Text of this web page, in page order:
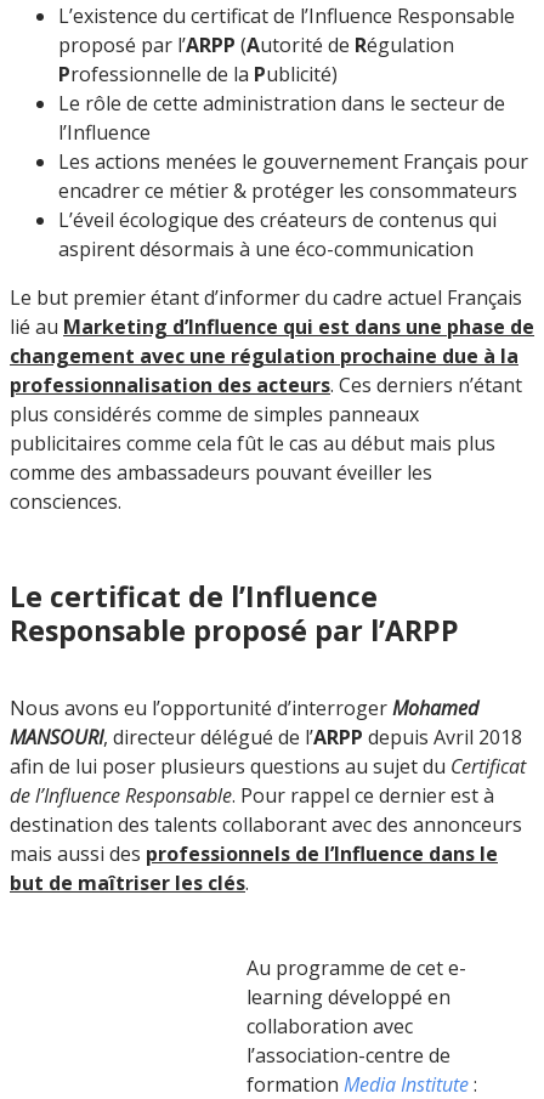
L’existence du certificat de l’Influence Responsable
proposé par l’ARPP (Autorité de Régulation
Professionnelle de la Publicité)
Le rôle de cette administration dans le secteur de
l’Influence
Les actions menées le gouvernement Français pour
encadrer ce métier & protéger les consommateurs
L’éveil écologique des créateurs de contenus qui
aspirent désormais à une éco-communication
Le but premier étant d’informer du cadre actuel Français
lié au Marketing d’Influence qui est dans une phase de
changement avec une régulation prochaine due à la
professionnalisation des acteurs. Ces derniers n’étant
plus considérés comme de simples panneaux
publicitaires comme cela fût le cas au début mais plus
comme des ambassadeurs pouvant éveiller les
consciences.
Le certificat de l’Influence
Responsable proposé par l’ARPP
Nous avons eu l’opportunité d’interrogerMohamed
MANSOURI, directeur délégué de l’ARPP depuis Avril 2018
afin de lui poser plusieurs questions au sujet du Certificat
de l’Influence Responsable. Pour rappel ce dernier est à
destination des talents collaborant avec des annonceurs
mais aussi des professionnels de l’Influence dans le
but de maîtriser les clés.
Au programme de cet e-
learning développé en
collaboration avec
l’association-centre de
formation Media Institute: